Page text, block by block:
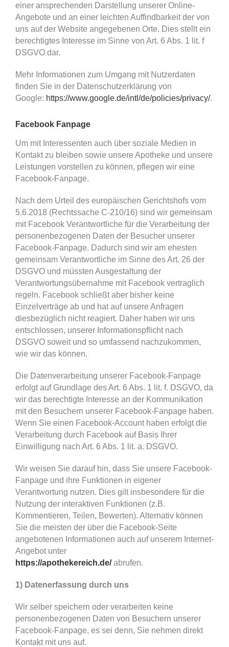
einer ansprechenden Darstellung unserer Online-
Angebote und an einer leichten Auffindbarkeit der von
uns auf der Website angegebenen Orte. Dies stellt ein
berechtigtes Interesse im Sinne von Art. 6 Abs. 1 lit. f
DSGVO dar.
Mehr Informationen zum Umgang mit Nutzerdaten
finden Sie in der Datenschutzerklärung von
Google: https://www.google.de/intl/de/policies/privacy/.
Facebook Fanpage
Um mit Interessenten auch über soziale Medien in
Kontakt zu bleiben sowie unsere Apotheke und unsere
Leistungen vorstellen zu können, pflegen wir eine
Facebook-Fanpage.
Nach dem Urteil des europäischen Gerichtshofs vom
5.6.2018 (Rechtssache C‑210/16) sind wir gemeinsam
mit Facebook Verantwortliche für die Verarbeitung der
personenbezogenen Daten der Besucher unserer
Facebook-Fanpage. Dadurch sind wir am ehesten
gemeinsam Verantwortliche im Sinne des Art. 26 der
DSGVO und müssten Ausgestaltung der
Verantwortungsübernahme mit Facebook vertraglich
regeln. Facebook schließt aber bisher keine
Einzelverträge ab und hat auf unsere Anfragen
diesbezüglich nicht reagiert. Daher haben wir uns
entschlossen, unserer Informationspflicht nach
DSGVO soweit und so umfassend nachzukommen,
wie wir das können.
Die Datenverarbeitung unserer Facebook-Fanpage
erfolgt auf Grundlage des Art. 6 Abs. 1 lit. f. DSGVO, da
wir das berechtigte Interesse an der Kommunikation
mit den Besuchern unserer Facebook-Fanpage haben.
Wenn Sie einen Facebook-Account haben erfolgt die
Verarbeitung durch Facebook auf Basis Ihrer
Einwilligung nach Art. 6 Abs. 1 lit. a. DSGVO.
Wir weisen Sie darauf hin, dass Sie unsere Facebook-
Fanpage und ihre Funktionen in eigener
Verantwortung nutzen. Dies gilt insbesondere für die
Nutzung der interaktiven Funktionen (z.B.
Kommentieren, Teilen, Bewerten). Alternativ können
Sie die meisten der über die Facebook-Seite
angebotenen Informationen auch auf unserem Internet-
Angebot unter
https://apothekereich.de/abrufen.
1) Datenerfassung durch uns
Wir selber speichern oder verarbeiten keine
personenbezogenen Daten von Besuchern unserer
Facebook-Fanpage, es sei denn, Sie nehmen direkt
Kontakt mit uns auf.